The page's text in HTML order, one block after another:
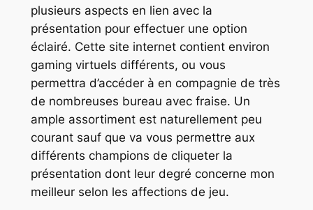
plusieurs aspects en lien avec la
présentation pour effectuer une option
éclairé. Cette site internet contient environ
gaming virtuels différents, ou vous
permettra d’accéder à en compagnie de très
de nombreuses bureau avec fraise. Un
ample assortiment est naturellement peu
courant sauf que va vous permettre aux
différents champions de cliqueter la
présentation dont leur degré concerne mon
meilleur selon les affections de jeu.